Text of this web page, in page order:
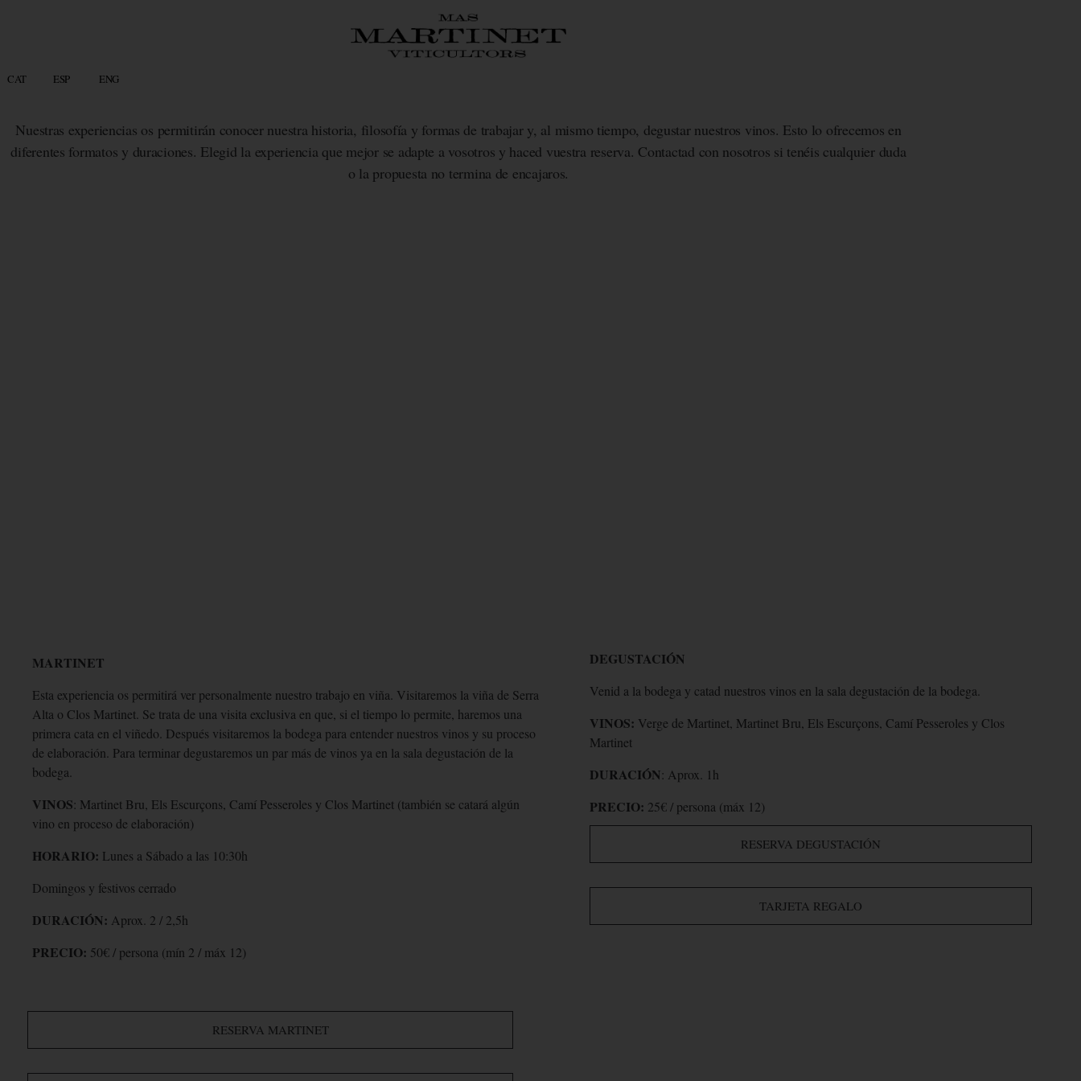
CAT ESP ENG
Nuestras experiencias os permitirán conocer nuestra historia, filosofía y formas de trabajar y, al mismo tiempo, degustar nuestros vinos. Esto lo ofrecemos en
diferentes formatos y duraciones. Elegid la experiencia que mejor se adapte a vosotros y haced vuestra reserva. Contactad con nosotros si tenéis cualquier duda
o la propuesta no termina de encajaros.
MARTINET
Esta experiencia os permitirá ver personalmente nuestro trabajo en viña. Visitaremos la viña de Serra
Alta o Clos Martinet. Se trata de una visita exclusiva en que, si el tiempo lo permite, haremos una
primera cata en el viñedo. Después visitaremos la bodega para entender nuestros vinos y su proceso
de elaboración. Para terminar degustaremos un par más de vinos ya en la sala degustación de la
bodega.
VINOS: Martinet Bru, Els Escurçons, Camí Pesseroles y Clos Martinet (también se catará algún
vino en proceso de elaboración)
HORARIO: Lunes a Sábado a las 10:30h
Domingos y festivos cerrado
DURACIÓN: Aprox. 2 / 2,5h
PRECIO: 50€ / persona (mín 2 / máx 12)
RESERVA MARTINET
DEGUSTACIÓN
Venid a la bodega y catad nuestros vinos en la sala degustación de la bodega.
VINOS: Verge de Martinet, Martinet Bru, Els Escurçons, Camí Pesseroles y Clos
Martinet
DURACIÓN: Aprox. 1h
PRECIO: 25€ / persona (máx 12)
RESERVA DEGUSTACIÓN
TARJETA REGALO